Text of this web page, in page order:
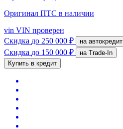
Оригинал ПТС в наличии
vin VIN проверен
Скидка до 250 000 ₽ на автокредит
Скидка до 150 000 ₽
на Trade-In
Купить в кредит